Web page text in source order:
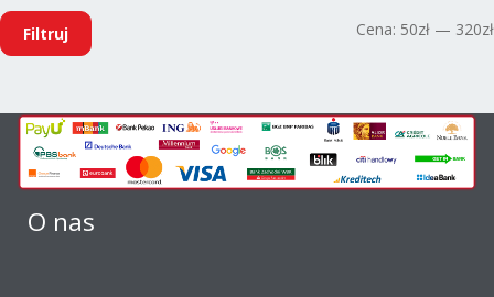
Filtruj Cena: 50zł — 320zł
O nas